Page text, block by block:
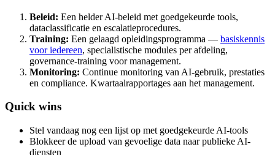
Beleid: Een helder AI-beleid met goedgekeurde tools,
dataclassificatie en escalatieprocedures.
Training: Een gelaagd opleidingsprogramma — basiskennis
voor iedereen, specialistische modules per afdeling,
governance-training voor management.
Monitoring: Continue monitoring van AI-gebruik, prestaties
en compliance. Kwartaalrapportages aan het management.
Quick wins
Stel vandaag nog een lijst op met goedgekeurde AI-tools
Blokkeer de upload van gevoelige data naar publieke AI-
diensten